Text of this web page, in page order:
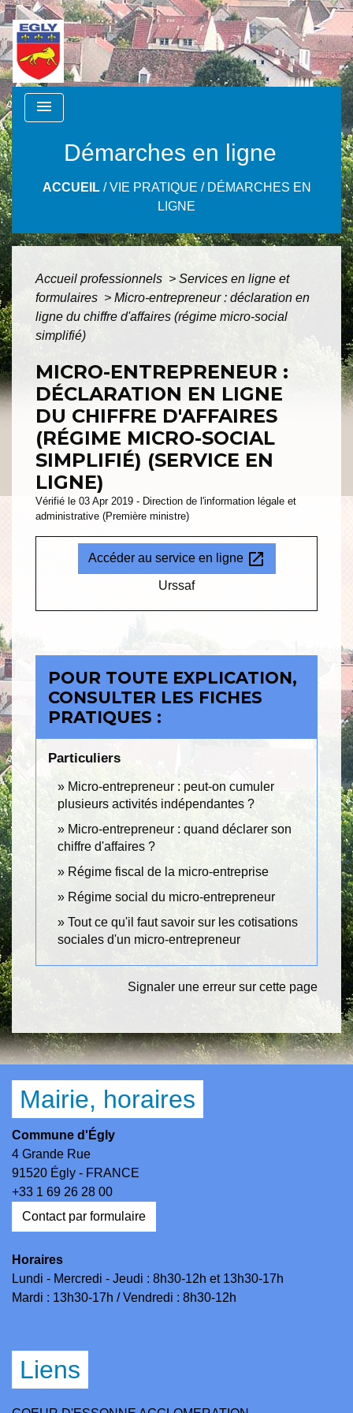
menu
Démarches en ligne
ACCUEIL/VIE PRATIQUE / DÉMARCHES EN
LIGNE
Accueil professionnels > Services en ligne et
formulaires > Micro-entrepreneur : déclaration en
ligne du chiffre d'affaires (régime micro-social
simplifié)
MICRO-ENTREPRENEUR :
DÉCLARATION EN LIGNE
DU CHIFFRE D'AFFAIRES
(RÉGIME MICRO-SOCIAL
SIMPLIFIÉ) (SERVICE EN
LIGNE)
Vérifié le 03 Apr 2019 - Direction de l'information légale et
administrative (Première ministre)
Accéder au service en ligne open_in_new
Urssaf
POUR TOUTE EXPLICATION,
CONSULTER LES FICHES
PRATIQUES :
Particuliers
Micro-entrepreneur : peut-on cumuler
plusieurs activités indépendantes ?
Micro-entrepreneur : quand déclarer son
chiffre d'affaires ?
Régime fiscal de la micro-entreprise
Régime social du micro-entrepreneur
Tout ce qu'il faut savoir sur les cotisations
sociales d'un micro-entrepreneur
Signaler une erreur sur cette page
Mairie, horaires
Commune d'Égly
4 Grande Rue
91520 Égly - FRANCE
+33 1 69 26 28 00
Contact par formulaire
Horaires
Lundi - Mercredi - Jeudi : 8h30-12h et 13h30-17h
Mardi : 13h30-17h / Vendredi : 8h30-12h
Liens